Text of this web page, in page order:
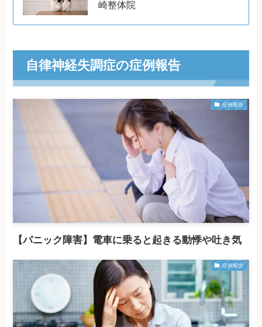
崎整体院
自律神経失調症の症例報告
症例報告
【パニック障害】電車に乗ると起きる動悸や吐き気
症例報告